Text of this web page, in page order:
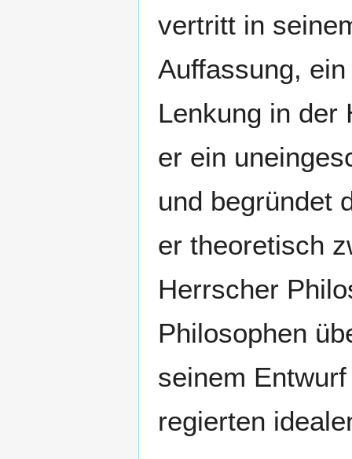
vertritt in
Auffassung,
Lenkung in der
er ein
und begründet
er theoretisch
Herrscher
Philosophen
seinem
regierten